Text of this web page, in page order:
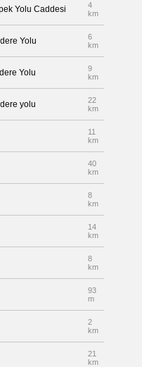
Yolu Caddesi
4
km
Yolu
6
km
Yolu
9
km
yolu
22
km
11
km
40
km
8
km
14
km
8
km
93
m
2
km
21
km